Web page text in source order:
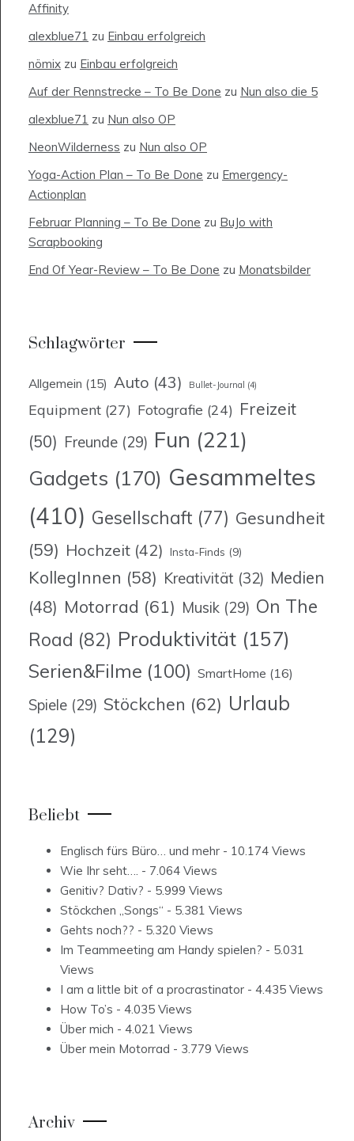
Affinity
alexblue71 zu Einbau erfolgreich
nömix zu Einbau erfolgreich
Auf der Rennstrecke – To Be Done zu Nun also die 5
alexblue71 zu Nun also OP
NeonWilderness zu Nun also OP
Yoga-Action Plan – To Be Done zu Emergency-
Actionplan
Februar Planning – To Be Done zu BuJo with
Scrapbooking
End Of Year-Review – To Be Done zu Monatsbilder
Schlagwörter
Allgemein (15) Auto (43) Bullet-Journal (4)
Equipment (27) Fotografie (24) Freizeit
(50) Freunde (29) Fun (221)
Gadgets (170) Gesammeltes
(410) Gesellschaft (77) Gesundheit
(59) Hochzeit (42) Insta-Finds (9)
KollegInnen (58) Kreativität (32) Medien
(48) Motorrad (61) Musik (29) On The
Road (82) Produktivität (157)
Serien&Filme (100) SmartHome (16)
Spiele (29) Stöckchen (62) Urlaub
(129)
Beliebt
Englisch fürs Büro… und mehr - 10.174 Views
Wie Ihr seht…. - 7.064 Views
Genitiv? Dativ? - 5.999 Views
Stöckchen „Songs“ - 5.381 Views
Gehts noch?? - 5.320 Views
Im Teammeeting am Handy spielen? - 5.031
Views
I am a little bit of a procrastinator - 4.435 Views
How To’s - 4.035 Views
Über mich - 4.021 Views
Über mein Motorrad - 3.779 Views
Archiv